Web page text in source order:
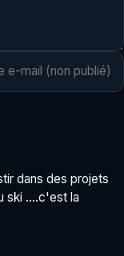
dans des projets
ski ….c'est la